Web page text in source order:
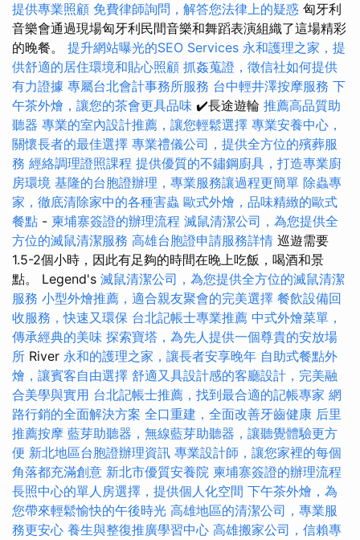
提供專業照顧 免費律師詢問，解答您法律上的疑惑 匈牙利
音樂會通過現場匈牙利民間音樂和舞蹈表演組織了這場精彩
的晚餐。 提升網站曝光的SEO Services 永和護理之家，提
供舒適的居住環境和貼心照顧 抓姦蒐證，徵信社如何提供
有力證據 專屬台北會計事務所服務 台中輕井澤按摩服務 下
午茶外燴，讓您的茶會更具品味 ✔️長途遊輪 推薦高品質助
聽器 專業的室內設計推薦，讓您輕鬆選擇 專業安養中心，
關懷長者的最佳選擇 專業禮儀公司，提供全方位的殯葬服
務 經絡調理證照課程 提供優質的不鏽鋼廚具，打造專業廚
房環境 基隆的台胞證辦理，專業服務讓過程更簡單 除蟲專
家，徹底清除家中的各種害蟲 歐式外燴，品味精緻的歐式
餐點 - 柬埔寨簽證的辦理流程 滅鼠清潔公司，為您提供全
方位的滅鼠清潔服務 高雄台胞證申請服務詳情 巡遊需要
1.5-2個小時，因此有足夠的時間在晚上吃飯，喝酒和景
點。 Legend's 滅鼠清潔公司，為您提供全方位的滅鼠清潔
服務 小型外燴推薦，適合親友聚會的完美選擇 餐飲設備回
收服務，快速又環保 台北記帳士專業推薦 中式外燴菜單，
傳承經典的美味 探索寶塔，為先人提供一個尊貴的安放場
所 River 永和的護理之家，讓長者安享晚年 自助式餐點外
燴，讓賓客自由選擇 舒適又具設計感的客廳設計，完美融
合美學與實用 台北記帳士推薦，找到最合適的記帳專家 網
路行銷的全面解決方案 全口重建，全面改善牙齒健康 后里
推薦按摩 藍芽助聽器，無線藍芽助聽器，讓聽覺體驗更方
便 新北地區台胞證辦理資訊 專業設計師，讓您家裡的每個
角落都充滿創意 新北市優質安養院 柬埔寨簽證的辦理流程
長照中心的單人房選擇，提供個人化空間 下午茶外燴，為
您帶來輕鬆愉快的午後時光 高雄地區的清潔公司，專業服
務更安心 養生與整復推廣學習中心 高雄搬家公司，信賴專